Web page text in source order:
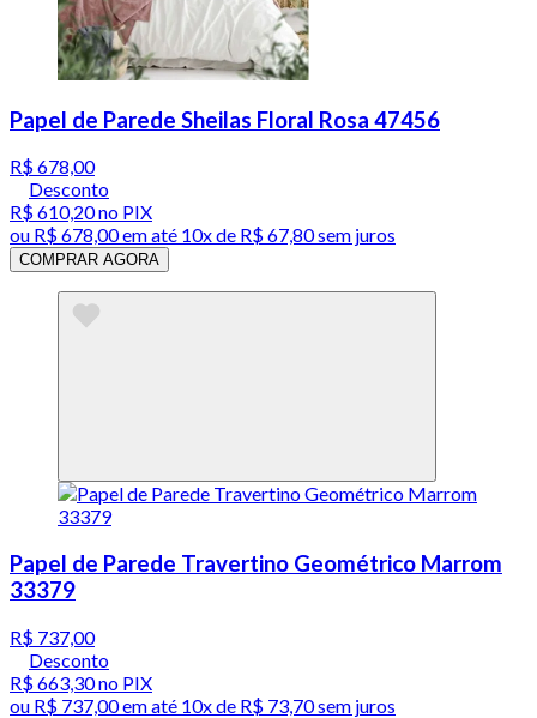
Papel de Parede Sheilas Floral Rosa 47456
R$ 678,00
Desconto
R$ 610,20no PIX
ou R$ 678,00em até 10x de R$ 67,80 sem juros
COMPRAR AGORA
Papel de Parede Travertino Geométrico Marrom
33379
R$ 737,00
Desconto
R$ 663,30no PIX
ou R$ 737,00em até 10x de R$ 73,70 sem juros